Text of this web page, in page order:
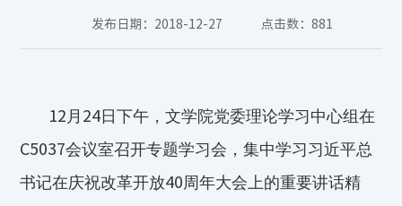
发布日期：2018-12-27 点击数： 881
12 月 24 日下午，文学院党委理论学习中心组在
C5037会议室召开专题学习会，集中学习习近平总
书记在庆祝改革开放40周年大会上的重要讲话精